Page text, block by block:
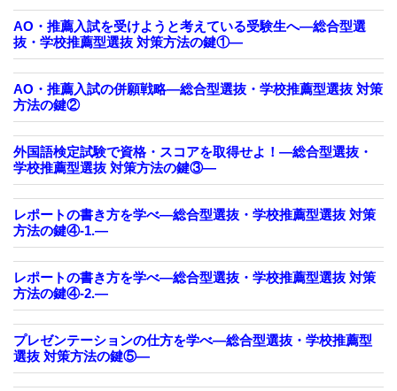
AO・推薦入試を受けようと考えている受験生へ―総合型選
抜・学校推薦型選抜 対策方法の鍵①―
AO・推薦入試の併願戦略―総合型選抜・学校推薦型選抜 対策
方法の鍵②
外国語検定試験で資格・スコアを取得せよ！―総合型選抜・
学校推薦型選抜 対策方法の鍵③―
レポートの書き方を学べ―総合型選抜・学校推薦型選抜 対策
方法の鍵④-1.―
レポートの書き方を学べ―総合型選抜・学校推薦型選抜 対策
方法の鍵④-2.―
プレゼンテーションの仕方を学べ―総合型選抜・学校推薦型
選抜 対策方法の鍵⑤―